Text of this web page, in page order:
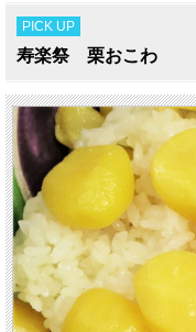
PICK UP
寿楽祭 栗おこわ